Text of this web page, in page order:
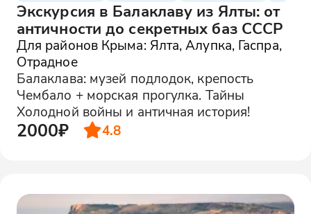
Экскурсия в Балаклаву из Ялты: от
античности до секретных баз СССР
Для районов Крыма: Ялта, Алупка, Гаспра,
Отрадное
Балаклава: музей подлодок, крепость
Чембало + морская прогулка. Тайны
Холодной войны и античная история!
2000₽ 4.8